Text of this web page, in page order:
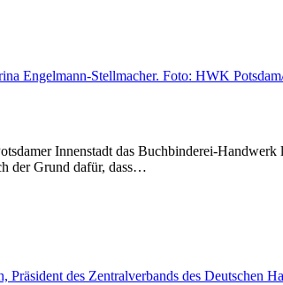
Innenstadt das Buchbinderei-
der Grund dafür, dass…